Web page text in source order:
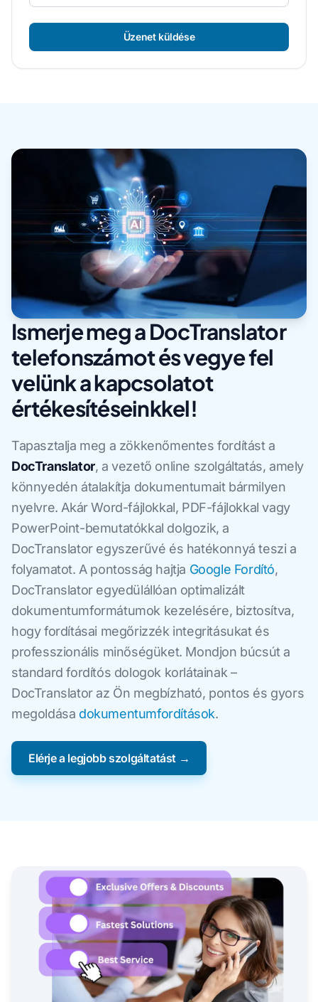
Üzenet küldése
Ismerje meg a DocTranslator
telefonszámot és vegye fel
velünk a kapcsolatot
értékesítéseinkkel!
Tapasztalja meg a zökkenőmentes fordítást a
DocTranslator, a vezető online szolgáltatás, amely
könnyedén átalakítja dokumentumait bármilyen
nyelvre. Akár Word-fájlokkal, PDF-fájlokkal vagy
PowerPoint-bemutatókkal dolgozik, a
DocTranslator egyszerűvé és hatékonnyá teszi a
folyamatot. A pontosság hajtja Google Fordító,
DocTranslator egyedülállóan optimalizált
dokumentumformátumok kezelésére, biztosítva,
hogy fordításai megőrizzék integritásukat és
professzionális minőségüket. Mondjon búcsút a
standard fordítós dologok korlátainak –
DocTranslator az Ön megbízható, pontos és gyors
megoldása dokumentumfordítások.
Elérje a legjobb szolgáltatást →